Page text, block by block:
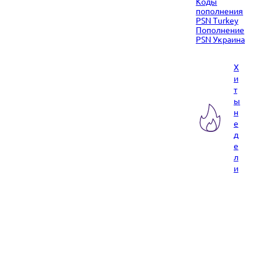
пополнения
PSN Turkey
Пополнение
PSN Украина
Х
и
т
ы
н
е
д
е
л
и